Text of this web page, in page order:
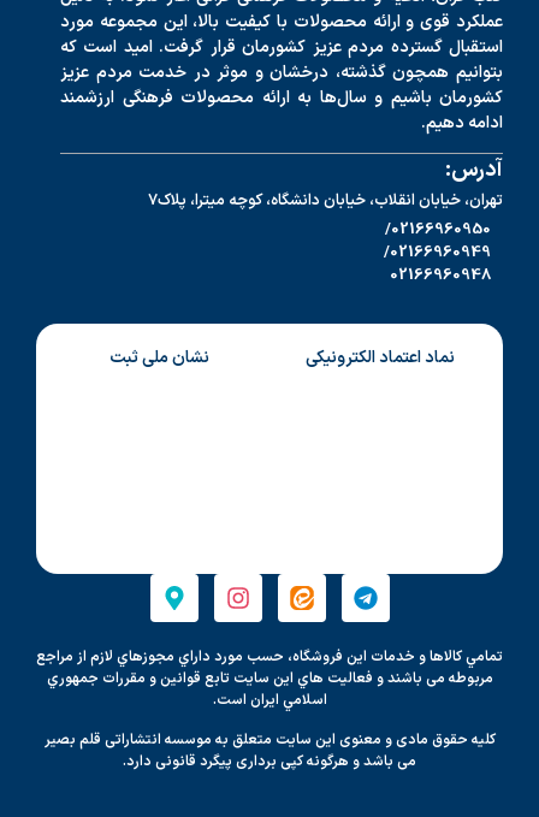
عملکرد قوی و ارائه محصولات با کیفیت بالا، این مجموعه مورد
استقبال گسترده مردم عزیز کشورمان قرار گرفت. امید است که
بتوانیم همچون گذشته، درخشان و موثر در خدمت مردم عزیز
کشورمان باشیم و سال‌ها به ارائه محصولات فرهنگی ارزشمند
ادامه دهیم.
آدرس:
تهران، خیابان انقلاب، خیابان دانشگاه، کوچه میترا، پلاک7
02166960950/
02166960949/
02166960948
نماد اعتماد الکترونیکی نشان ملی ثبت
تمامي كالاها و خدمات اين فروشگاه، حسب مورد داراي مجوزهاي لازم از مراجع
مربوطه می باشند و فعاليت هاي اين سايت تابع قوانين و مقررات جمهوري
اسلامي ايران است.
کلیه حقوق مادی و معنوی این سایت متعلق به موسسه انتشاراتی قلم بصیر
می باشد و هرگونه کپی برداری پیگرد قانونی دارد.